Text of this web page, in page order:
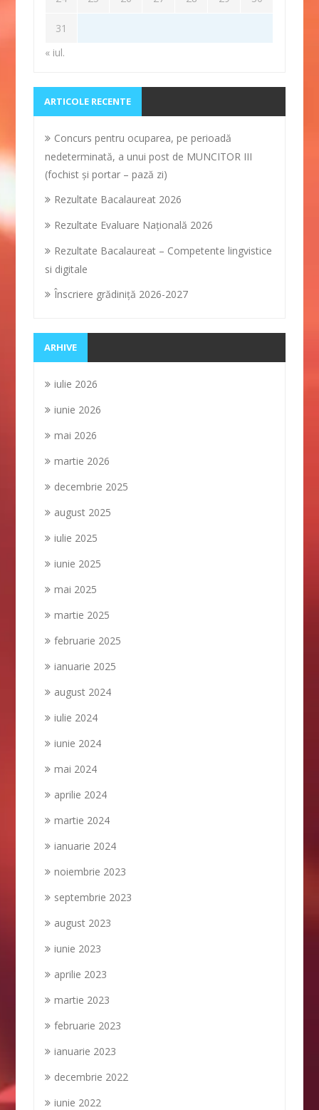
31
« iul.
ARTICOLE RECENTE
Concurs pentru ocuparea, pe perioadă
nedeterminată, a unui post de MUNCITOR III
(fochist și portar – pază zi)
Rezultate Bacalaureat 2026
Rezultate Evaluare Naţională 2026
Rezultate Bacalaureat – Competente lingvistice
si digitale
Înscriere grădiniţă 2026-2027
ARHIVE
iulie 2026
iunie 2026
mai 2026
martie 2026
decembrie 2025
august 2025
iulie 2025
iunie 2025
mai 2025
martie 2025
februarie 2025
ianuarie 2025
august 2024
iulie 2024
iunie 2024
mai 2024
aprilie 2024
martie 2024
ianuarie 2024
noiembrie 2023
septembrie 2023
august 2023
iunie 2023
aprilie 2023
martie 2023
februarie 2023
ianuarie 2023
decembrie 2022
iunie 2022